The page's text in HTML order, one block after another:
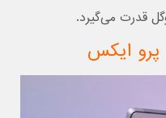
قدرت می‌گیرد.